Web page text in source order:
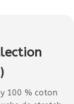
100 % coton